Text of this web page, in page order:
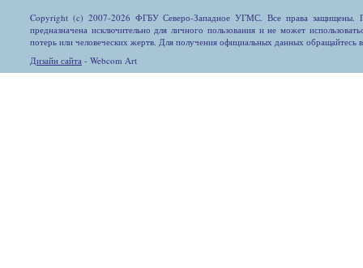
Copyright (c) 2007-2026 ФГБУ Северо-Западное УГМС. Все права защищены.
предназначена исключительно для личного пользования и не может
потерь или человеческих жертв. Для получения официальных данных обращайтесь
Дизайн сайта - Webcom Art